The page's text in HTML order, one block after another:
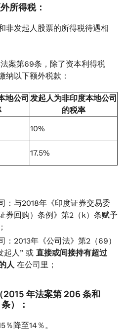
所得税：
非发起人股票的所得税待遇相
案第69条，除了资本利得税
纳以下额外税款：
地公司 发起人为非印度本地公司
的税率
10%
17.5%
：与2018年《印度证券交易委
券回购）条例》第2（k）条赋予
：2013年《公司法》第2（69）
起人” 或 直接或间接持有超过
人 在公司里；
2015 年法案第 206 条和
）：
％降至14％。